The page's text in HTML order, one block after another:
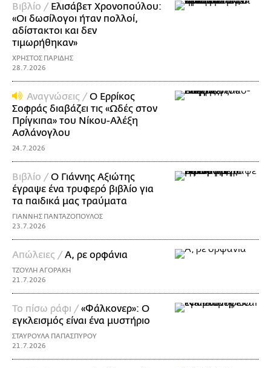
Βιβλίο / Ελισάβετ Χρονοπούλου:
«Οι δωσίλογοι ήταν πολλοί,
αδίστακτοι και δεν
τιμωρήθηκαν»
ΧΡΗΣΤΟΣ ΠΑΡΙΔΗΣ
28.7.2026
Αναγνώσεις /Ο Ερρίκος
Σοφράς διαβάζει τις «Ωδές στον
Πρίγκιπα» του Νίκoυ-Αλέξη
Ασλάνογλου
24.7.2026
Βιβλίο /Ο Γιάννης Αξιώτης
έγραψε ένα τρυφερό βιβλίο για
τα παιδικά μας τραύματα
ΓΙΑΝΝΗΣ ΠΑΝΤΑΖΟΠΟΥΛΟΣ
23.7.2026
Απώλειες /Α, ρε ορφάνια
ΤΖΟΥΛΗ ΑΓΟΡΑΚΗ
21.7.2026
Το πίσω ράφι /«Φάλκονερ»: Ο
εγκλεισμός είναι ένα μυστήριο
ΣΤΑΥΡΟΥΛΑ ΠΑΠΑΣΠΥΡΟΥ
21.7.2026